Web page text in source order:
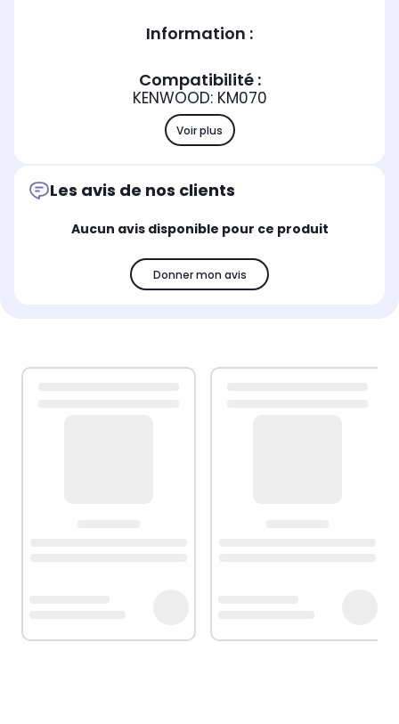
Information :
Compatibilité :
KENWOOD: KM070
Voir plus
Les avis de nos clients
Aucun avis disponible pour ce produit
Donner mon avis